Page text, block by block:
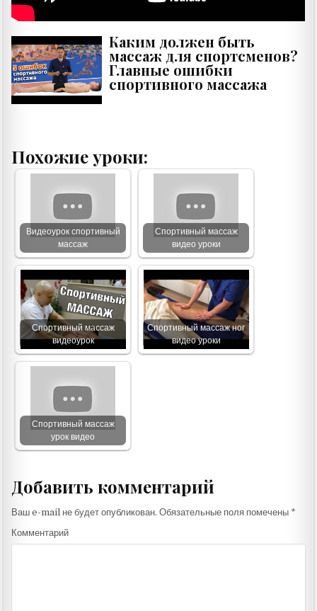
Каким должен быть
массаж для спортсменов?
Главные ошибки
спортивного массажа
Похожие уроки:
Видеоурок спортивный
массаж
Спортивный массаж
видео уроки
Спортивный массаж
видеоурок
Спортивный массаж ног
видео уроки
Спортивный массаж
урок видео
Добавить комментарий
Ваш e-mail не будет опубликован. Обязательные поля помечены *
Комментарий